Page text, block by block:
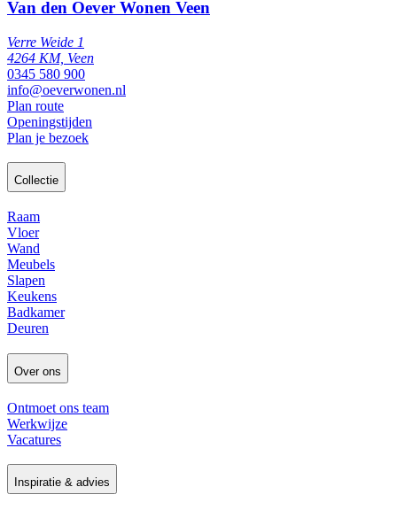
Van den Oever Wonen Veen
Verre Weide 1
4264 KM, Veen
0345 580 900
info@oeverwonen.nl
Plan route
Openingstijden
Plan je bezoek
Collectie
Raam
Vloer
Wand
Meubels
Slapen
Keukens
Badkamer
Deuren
Over ons
Ontmoet ons team
Werkwijze
Vacatures
Inspiratie & advies